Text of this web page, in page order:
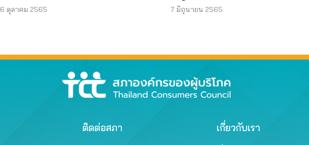
6 ตุลาคม 2565 7 มิถุนายน 2565
ติดต่อสภา เกี่ยวกับเรา